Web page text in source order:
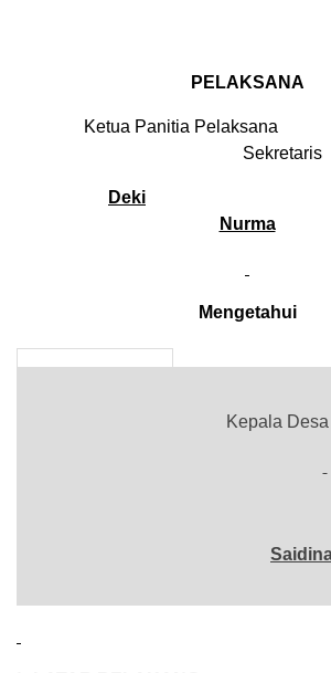
PELAKSANA
Ketua Panitia
Sekretaris
Deki
Nurma
Mengetahui
Kepala